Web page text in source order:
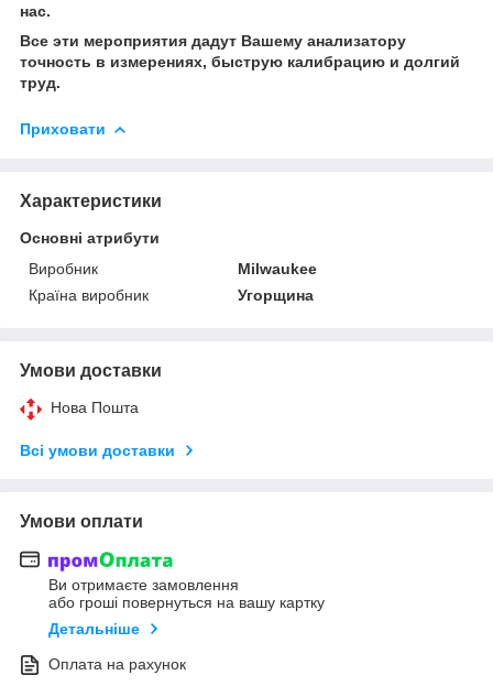
нас.
Все эти мероприятия дадут Вашему анализатору
точность в измерениях, быструю калибрацию и долгий
труд.
Приховати
Характеристики
Основні атрибути
Виробник
Milwaukee
Країна виробник
Угорщина
Умови доставки
Нова Пошта
Всі умови доставки
Умови оплати
Ви отримаєте замовлення
або гроші повернуться на вашу картку
Детальніше
Оплата на рахунок